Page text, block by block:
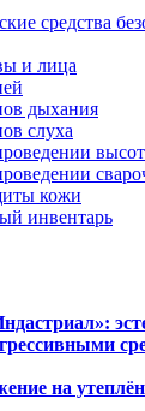
средства
и лица
дыхания
слуха
кожи
инвентарь
на